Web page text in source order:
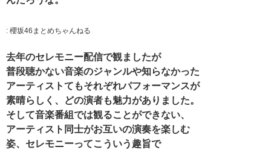
: 櫻坂46まとめちゃんねる
去年のセレモニー配信で観ましたが
普段聴かない音楽のジャンルや知らなかった
アーティストてもそれぞれパフォーマンスが
素晴らしく、どの演者も魅力がありました。
そして音楽番組では観ることができない、
アーティスト同士がお互いの演奏を楽しむ
姿、セレモニーってこういう趣旨で